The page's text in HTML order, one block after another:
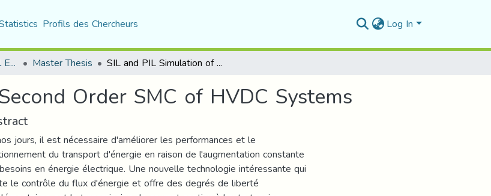
Profils des Chercheurs Log In
Department of Electrical Engineering Master Thesis SIL and PIL Simulation of Second Order SMC of HVDC Systems
Order SMC of HVDC Systems
jours, il est nécessaire d'améliorer les performances et le
du transport d'énergie en raison de l'augmentation constante
en énergie électrique. Une nouvelle technologie intéressante qui
le contrôle du flux d'énergie et offre des degrés de liberté